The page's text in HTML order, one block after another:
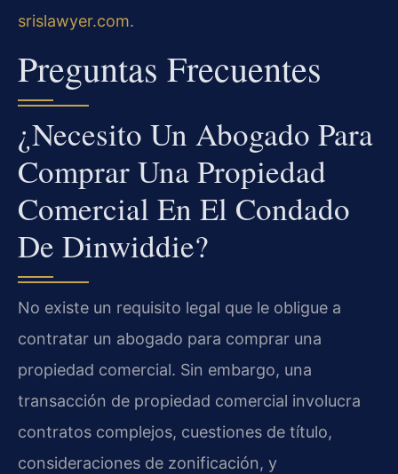
srislawyer.com.
Preguntas Frecuentes
¿Necesito Un Abogado Para
Comprar Una Propiedad
Comercial En El Condado
De Dinwiddie?
No existe un requisito legal que le obligue a
contratar un abogado para comprar una
propiedad comercial. Sin embargo, una
transacción de propiedad comercial involucra
contratos complejos, cuestiones de título,
consideraciones de zonificación, y